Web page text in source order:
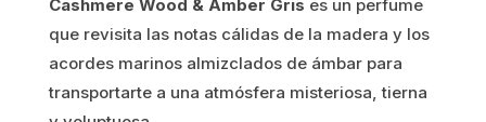
era:
11.90€.
es:
9.52€.
Cashmere Wood & Amber Gris es un perfume
que revisita las notas cálidas de la madera y los
acordes marinos almizclados de ámbar para
transportarte a una atmósfera misteriosa, tierna